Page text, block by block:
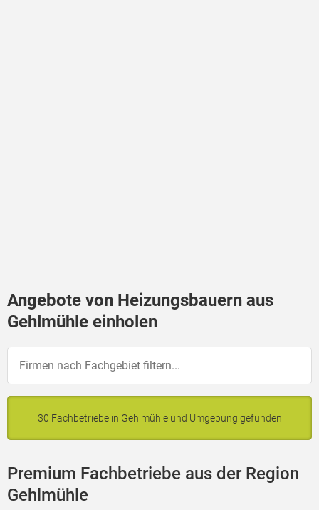
Angebote von Heizungsbauern aus
Gehlmühle einholen
30 Fachbetriebe in Gehlmühle und Umgebung gefunden
Premium Fachbetriebe aus der Region
Gehlmühle